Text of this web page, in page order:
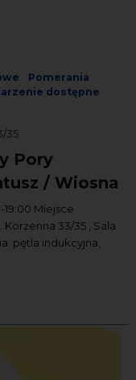
Pomerania
dostępne
35
Pory
/ Wiosna
19:00 Miejsce
33/35 , Sala
pętla indukcyjna,
Cztery Pory